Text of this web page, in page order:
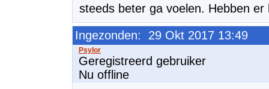
steeds beter ga voelen. Hebben
Ingezonden: 29 Okt 2017 13:49
Geregistreerd gebruiker
Nu offline